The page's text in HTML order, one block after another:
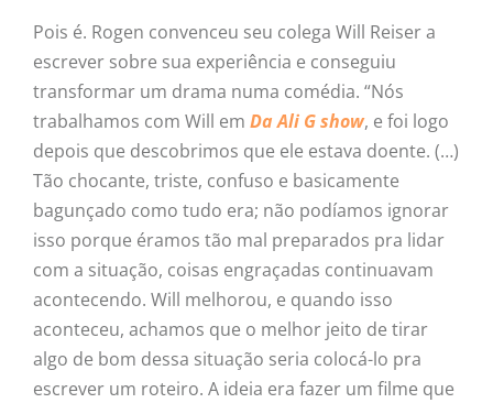
Pois é. Rogen convenceu seu colega Will Reiser a
escrever sobre sua experiência e conseguiu
transformar um drama numa comédia. “Nós
trabalhamos com Will em Da Ali G show, e foi logo
depois que descobrimos que ele estava doente. (…)
Tão chocante, triste, confuso e basicamente
bagunçado como tudo era; não podíamos ignorar
isso porque éramos tão mal preparados pra lidar
com a situação, coisas engraçadas continuavam
acontecendo. Will melhorou, e quando isso
aconteceu, achamos que o melhor jeito de tirar
algo de bom dessa situação seria colocá-lo pra
escrever um roteiro. A ideia era fazer um filme que